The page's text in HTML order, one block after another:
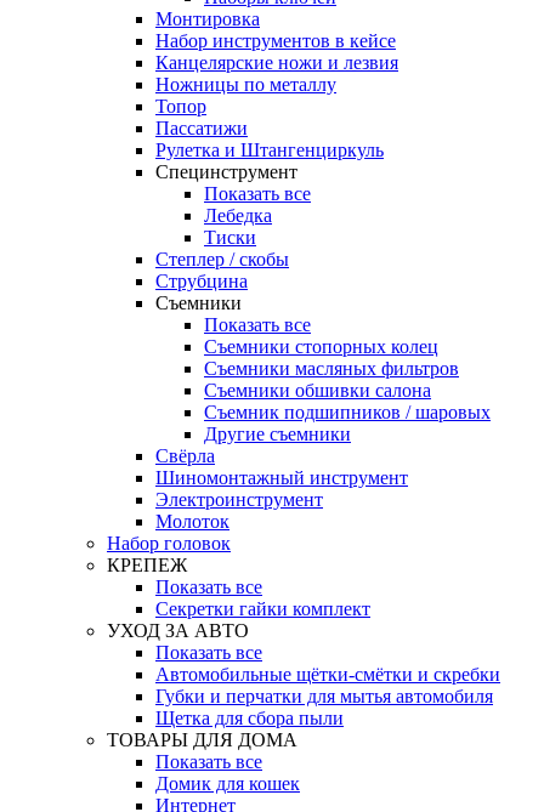
Монтировка
Набор инструментов в кейсе
Канцелярские ножи и лезвия
Ножницы по металлу
Топор
Пассатижи
Рулетка и Штангенциркуль
Специнструмент
Показать все
Лебедка
Тиски
Степлер / скобы
Струбцина
Съемники
Показать все
Съемники стопорных колец
Съемники масляных фильтров
Съемники обшивки салона
Съемник подшипников / шаровых
Другие съемники
Свёрла
Шиномонтажный инструмент
Электроинструмент
Молоток
Набор головок
КРЕПЕЖ
Показать все
Секретки гайки комплект
УХОД ЗА АВТО
Показать все
Автомобильные щётки-смётки и скребки
Губки и перчатки для мытья автомобиля
Щетка для сбора пыли
ТОВАРЫ ДЛЯ ДОМА
Показать все
Домик для кошек
Интернет